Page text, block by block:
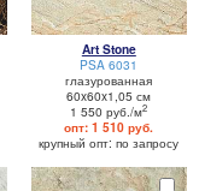
Art Stone
PSA 6031
глазурованная
60x60x1,05 см
1 550 руб./м2
опт: 1 510 руб.
крупный опт: по запросу